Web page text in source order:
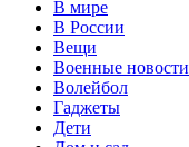
В мире
В России
Вещи
Военные новости
Волейбол
Гаджеты
Дети